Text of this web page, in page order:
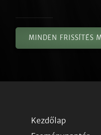
MINDEN FRISSÍTÉS
Kezdőlap